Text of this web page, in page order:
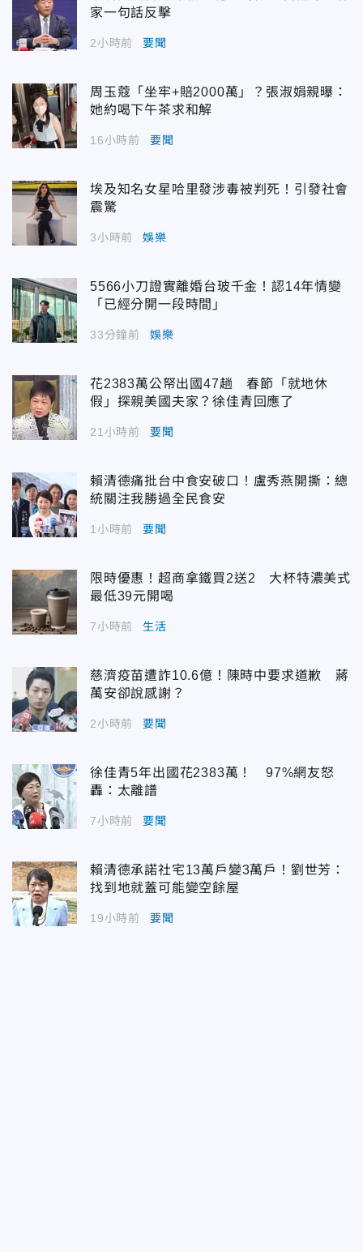
家一句話反擊
2小時前 要聞
周玉蔻「坐牢+賠2000萬」？張淑娟親曝：
她約喝下午茶求和解
16小時前 要聞
埃及知名女星哈里發涉毒被判死！引發社會
震驚
3小時前 娛樂
5566小刀證實離婚台玻千金！認14年情變
「已經分開一段時間」
33分鐘前 娛樂
花2383萬公帑出國47趟 春節「就地休
假」探親美國夫家？徐佳青回應了
21小時前 要聞
賴清德痛批台中食安破口！盧秀燕開撕：總
統關注我勝過全民食安
1小時前 要聞
限時優惠！超商拿鐵買2送2 大杯特濃美式
最低39元開喝
7小時前 生活
慈濟疫苗遭詐10.6億！陳時中要求道歉 蔣
萬安卻說感謝？
2小時前 要聞
徐佳青5年出國花2383萬！ 97%網友怒
轟：太離譜
7小時前 要聞
賴清德承諾社宅13萬戶變3萬戶！劉世芳：
找到地就蓋可能變空餘屋
19小時前 要聞